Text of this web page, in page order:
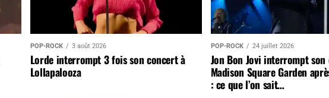
POP-ROCK 3 août 2026
Lorde interrompt 3 fois son concert à
Lollapalooza
POP-ROCK 24 juillet 2026
Jon Bon Jovi interrompt
Madison Square Garden
: ce que l’on sait…